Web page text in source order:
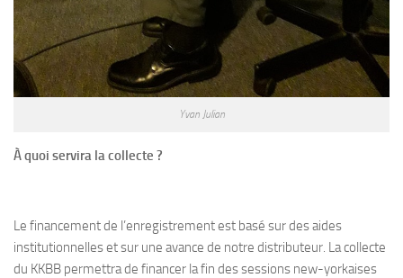
Yvan Julian
À quoi servira la collecte ?
Le financement de l’enregistrement est basé sur des aides
institutionnelles et sur une avance de notre distributeur. La collecte
du KKBB permettra de financer la fin des sessions new-yorkaises